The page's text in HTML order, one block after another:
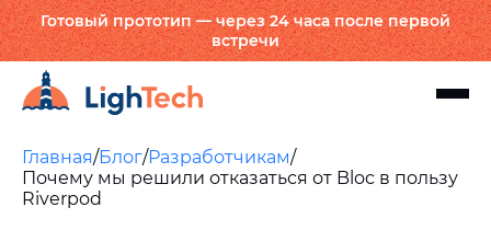
Готовый прототип — через 24 часа после первой
встречи
Главная/Блог/Разработчикам/
Почему мы решили отказаться от Bloc в пользу
Riverpod